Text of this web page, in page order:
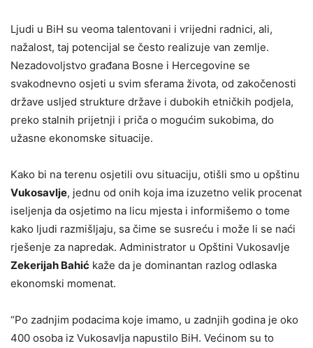
Ljudi u BiH su veoma talentovani i vrijedni radnici, ali,
nažalost, taj potencijal se često realizuje van zemlje.
Nezadovoljstvo građana Bosne i Hercegovine se
svakodnevno osjeti u svim sferama života, od zakočenosti
države usljed strukture države i dubokih etničkih podjela,
preko stalnih prijetnji i priča o mogućim sukobima, do
užasne ekonomske situacije.
Kako bi na terenu osjetili ovu situaciju, otišli smo u opštinu
Vukosavlje, jednu od onih koja ima izuzetno velik procenat
iseljenja da osjetimo na licu mjesta i informišemo o tome
kako ljudi razmišljaju, sa čime se susreću i može li se naći
rješenje za napredak. Administrator u Opštini Vukosavlje
Zekerijah Bahić kaže da je dominantan razlog odlaska
ekonomski momenat.
“Po zadnjim podacima koje imamo, u zadnjih godina je oko
400 osoba iz Vukosavlja napustilo BiH. Većinom su to